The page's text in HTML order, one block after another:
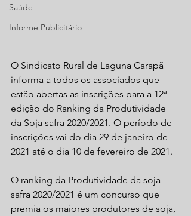
Saúde
Informe Publicitário
O Sindicato Rural de Laguna Carapã
informa a todos os associados que
estão abertas as inscrições para a 12ª
edição do Ranking da Produtividade
da Soja safra 2020/2021. O período de
inscrições vai do dia 29 de janeiro de
2021 até o dia 10 de fevereiro de 2021.
O ranking da Produtividade da soja
safra 2020/2021 é um concurso que
premia os maiores produtores de soja,